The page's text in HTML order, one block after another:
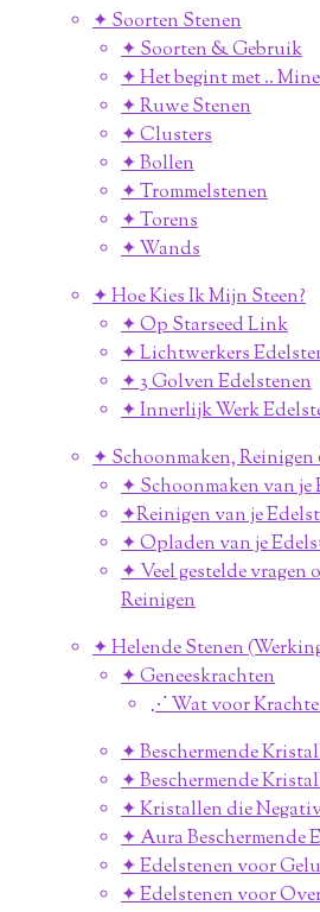
✦ Soorten Stenen
✦ Soorten & Gebruik
✦ Het begint met ..
✦ Ruwe Stenen
✦ Clusters
✦ Bollen
✦ Trommelstenen
✦ Torens
✦ Wands
✦ Hoe Kies Ik Mijn Steen?
✦ Op Starseed Link
✦ Lichtwerkers
✦ 3 Golven Edelstenen
✦ Innerlijk Werk
✦ Schoonmaken,
✦ Schoonmaken van je
✦Reinigen van je
✦ Opladen van je
✦ Veel gestelde
Reinigen
✦ Helende Stenen
✦ Geneeskrachten
⋰ Wat voor
✦ Beschermende
✦ Beschermende
✦ Kristallen die
✦ Aura Beschermende
✦ Edelstenen voor
✦ Edelstenen voor